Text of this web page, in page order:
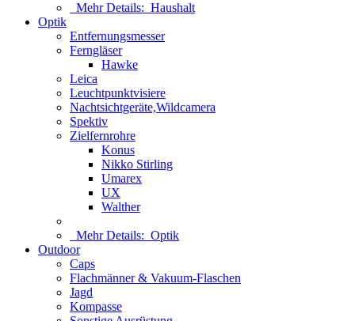
Mehr Details: Haushalt
Optik
Entfernungsmesser
Ferngläser
Hawke
Leica
Leuchtpunktvisiere
Nachtsichtgeräte,Wildcamera
Spektiv
Zielfernrohre
Konus
Nikko Stirling
Umarex
UX
Walther
Mehr Details: Optik
Outdoor
Caps
Flachmänner & Vakuum-Flaschen
Jagd
Kompasse